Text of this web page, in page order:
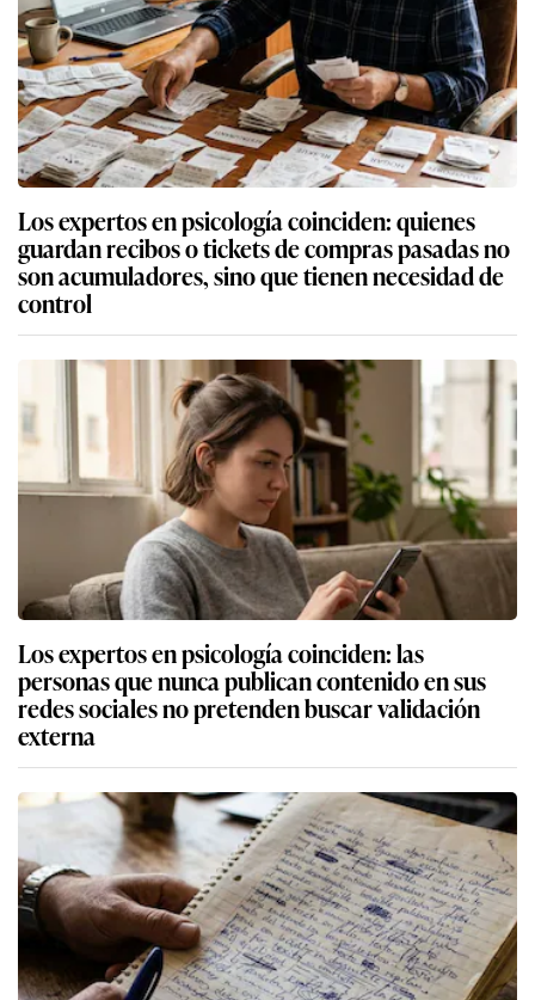
Los expertos en psicología coinciden: quienes
guardan recibos o tickets de compras pasadas no
son acumuladores, sino que tienen necesidad de
control
Los expertos en psicología coinciden: las
personas que nunca publican contenido en sus
redes sociales no pretenden buscar validación
externa